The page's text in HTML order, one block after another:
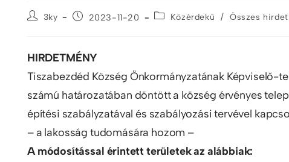
3ky 2023-11-20 Közérdekű / Összes
HIRDETMÉNY
Tiszabezdéd Község Önkormányzatának Képviselő-
számú határozatában döntött a község érvényes
építési szabályzatával és szabályozási tervével
– a lakosság tudomására hozom –
A módosítással érintett területek az alábbiak: